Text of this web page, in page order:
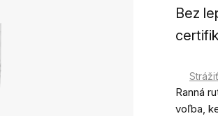
Bez
produktu
Strážiť
Ranná
voľba,